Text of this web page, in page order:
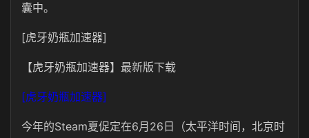
囊中。
[虎牙奶瓶加速器]
【虎牙奶瓶加速器】最新版下载
[虎牙奶瓶加速器]
今年的Steam夏促定在6月26日（太平洋时间，北京时